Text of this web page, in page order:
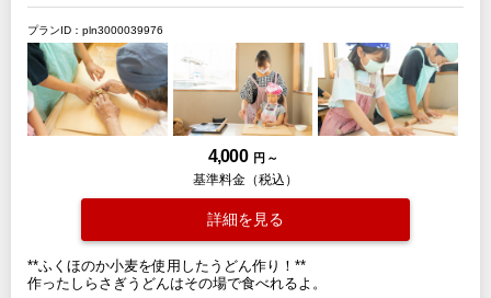
プランID：pln3000039976
4,000 円 ～
基準料金（税込）
詳細を見る
**ふくほのか小麦を使用したうどん作り！**
作ったしらさぎうどんはその場で食べれるよ。